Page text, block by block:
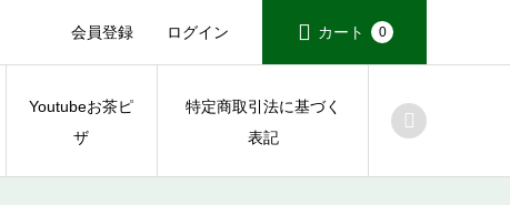
会員登録 ログイン カート 0
Youtubeお茶ピ
ザ
特定商取引法に基づく
表記